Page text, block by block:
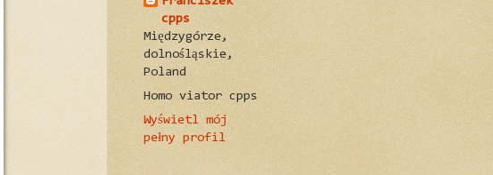
cpps
Międzygórze,
dolnośląskie,
Poland
Homo viator cpps
Wyświetl mój
pełny profil